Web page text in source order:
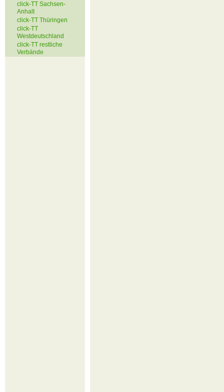
click-TT Sachsen-
Anhalt
click-TT Thüringen
click-TT
Westdeutschland
click-TT restliche
Verbände